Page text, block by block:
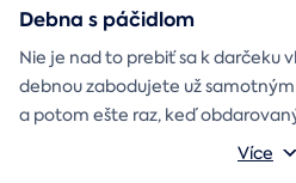
Debna s páčidlom
Nie je nad to prebiť sa k darčeku
debnou zabodujete už
a potom ešte raz, keď
Vonkajšie rozmery: 20 × 20 × 20 cm
Více